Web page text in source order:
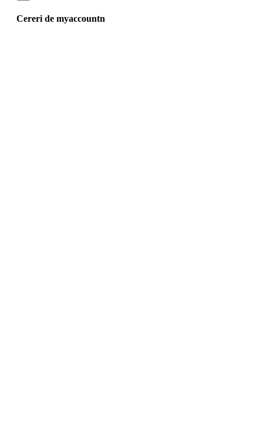
Cereri de myaccountn